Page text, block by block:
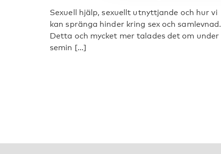
Sexuell hjälp, sexuellt utnyttjande och hur vi
kan spränga hinder kring sex och samlevnad.
Detta och mycket mer talades det om under
semin [...]